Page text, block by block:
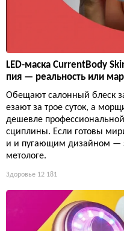
LED-маска CurrentBody
пия — реальность или
Обещают салонный блеск
езают за трое суток, а
дешевле
сциплины. Если готовы
и и пугающим дизайном —
метологе.
Здоровье 12 181